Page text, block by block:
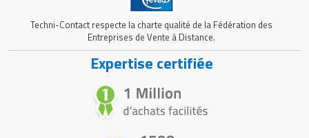
Matériel de musculation
Vêtement sportif
Rôtisserie professionnelle
Sautause professionnelle
Table de cuisson professionnelle
Tables de préparation réfrigérées
Techni-Contact respecte la charte qualité de la Fédération des
Entreprises de Vente à Distance.
Expertise certifiée